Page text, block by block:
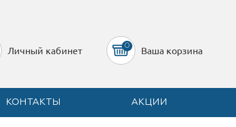
КОНТАКТЫ АКЦИИ
Личный кабинет 0 Ваша корзина